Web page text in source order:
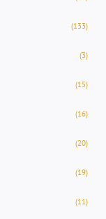
(133)
(3)
(15)
(16)
(20)
(19)
(11)